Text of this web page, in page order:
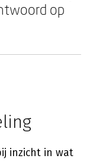
op
inzicht in wat